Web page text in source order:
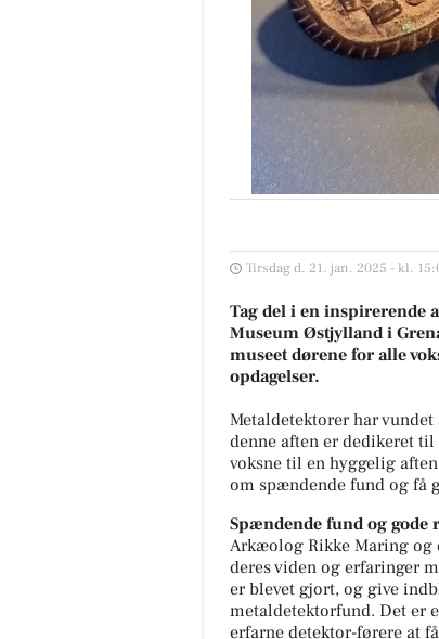
Tirsdag d. 21. jan. 2025 - kl.
Tag del i en inspirerende
Museum Østjylland i
museet dørene for alle
opdagelser.
Metaldetektorer har
denne aften er dedikeret
voksne til en hyggelig
om spændende fund og få
Spændende fund og gode
Arkæolog Rikke Maring og
deres viden og erfaringer
er blevet gjort, og give
metaldetektorfund. Det er
erfarne detektor-førere at